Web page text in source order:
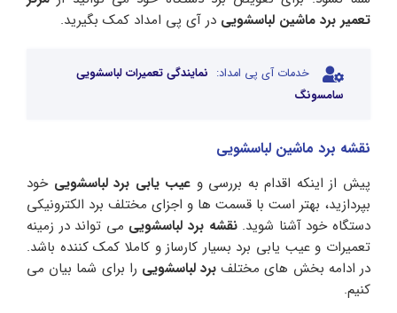
تعمیر برد ماشین لباسشویی در آی پی امداد کمک بگیرید.
خدمات آی پی امداد: نمایندگی تعمیرات لباسشویی
سامسونگ
نقشه برد ماشین لباسشویی
پیش از اینکه اقدام به بررسی و عیب یابی برد لباسشویی خود
بپردازید، بهتر است با قسمت ها و اجزای مختلف برد الکترونیکی
دستگاه خود آشنا شوید.نقشه برد لباسشویی می تواند در زمینه
تعمیرات و عیب یابی برد بسیار کارساز و کاملا کمک کننده باشد.
در ادامه بخش های مختلف برد لباسشویی را برای شما بیان می
کنیم.